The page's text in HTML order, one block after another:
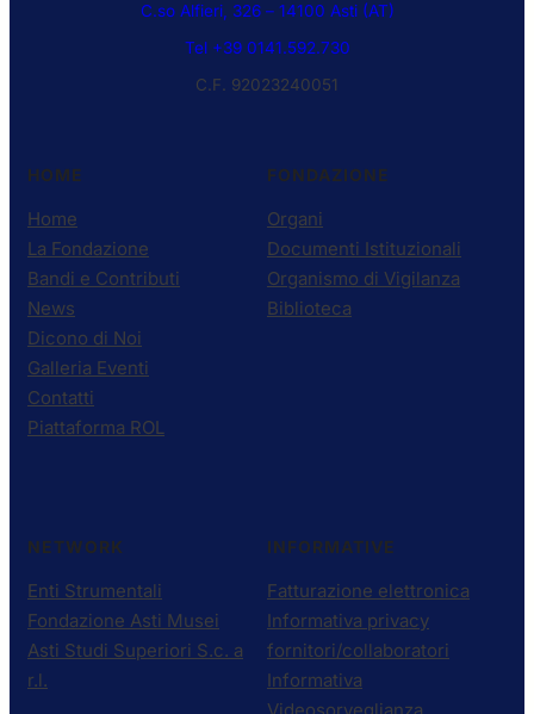
C.so Alfieri, 326 – 14100 Asti (AT)
Tel +39 0141.592.730
C.F. 92023240051
HOME
Home
La Fondazione
Bandi e Contributi
News
Dicono di Noi
Galleria Eventi
Contatti
Piattaforma ROL
FONDAZIONE
Organi
Documenti Istituzionali
Organismo di Vigilanza
Biblioteca
NETWORK
Enti Strumentali
Fondazione Asti Musei
Asti Studi Superiori S.c. a
r.l.
INFORMATIVE
Fatturazione elettronica
Informativa privacy
fornitori/collaboratori
Informativa